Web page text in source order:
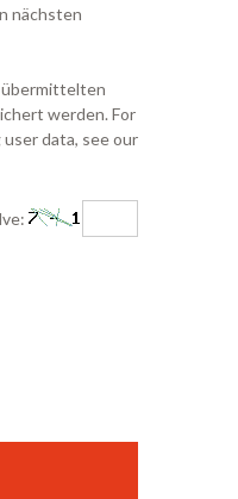
nächsten
übermittelten
werden. For
data, see our